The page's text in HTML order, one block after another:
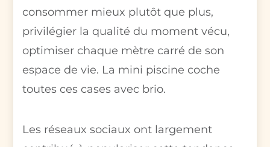
consommer mieux plutôt que plus,
privilégier la qualité du moment vécu,
optimiser chaque mètre carré de son
espace de vie. La mini piscine coche
toutes ces cases avec brio.
Les réseaux sociaux ont largement